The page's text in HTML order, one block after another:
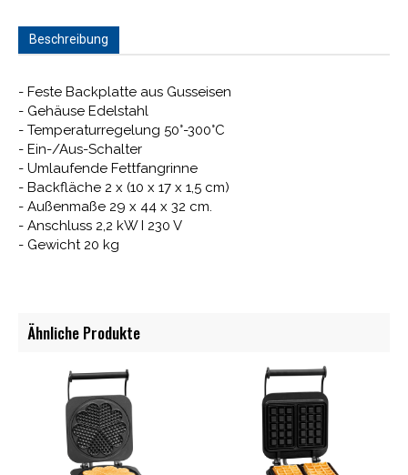
Beschreibung
- Feste Backplatte aus Gusseisen
- Gehäuse Edelstahl
- Temperaturregelung 50°-300°C
- Ein-/Aus-Schalter
- Umlaufende Fettfangrinne
- Backfläche 2 x (10 x 17 x 1,5 cm)
- Außenmaße 29 x 44 x 32 cm.
- Anschluss 2,2 kW I 230 V
- Gewicht 20 kg
Ähnliche Produkte